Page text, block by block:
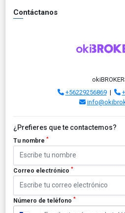
Contáctanos
+56229256869|
¿Prefieres que te contactemos?
Tu nombre *
Correo electrónico *
Número de teléfono *